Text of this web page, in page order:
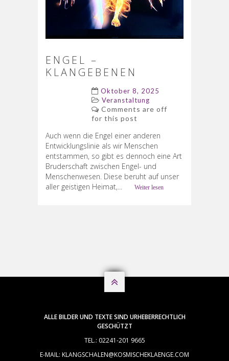
ENGEL –
KLANGEBENEN
Oktober 8, 2025
Veranstaltung
Comments are off
for this post
Auch wenn die Engel einer anderen
Entwicklungslinie als wir Menschen
entstammen, so gibt es dennoch eine Art
Bruderschaft zwischen Engel- und
Menschenwesen. Diese beruht auf unser
aller geistigen Heimat,...
Weiter lesen

ALLE BILDER UND TEXTE SIND URHEBERRECHTLICH
GESCHÜTZT
TEL.: 02241-201 9665
E-MAIL: KLANGSCHALEN@KOSMISCHEKLAENGE.COM